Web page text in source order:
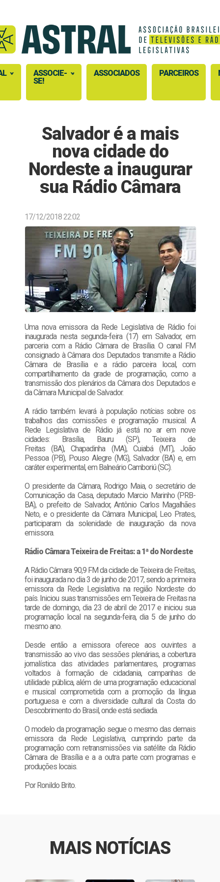
ASSOCIE-
SE!
ASSOCIADOS PARCEIROS
Salvador é a mais
nova cidade do
Nordeste a inaugurar
sua Rádio Câmara
17/12/2018 22:02
Uma nova emissora da Rede Legislativa de Rádio foi
inaugurada nesta segunda-feira (17) em Salvador, em
parceria com a Rádio Câmara de Brasília. O canal FM
consignado à Câmara dos Deputados transmite a Rádio
Câmara de Brasília e a rádio parceira local, com
compartilhamento da grade de programação, como a
transmissão dos plenários da Câmara dos Deputados e
da Câmara Municipal de Salvador.
A rádio também levará à população notícias sobre os
trabalhos das comissões e programação musical. A
Rede Legislativa de Rádio já está no ar em nove
cidades: Brasília, Bauru (SP), Teixeira de
Freitas (BA), Chapadinha (MA), Cuiabá (MT), João
Pessoa (PB), Pouso Alegre (MG), Salvador (BA) e, em
caráter experimental, em Balneário Camboriú (SC).
O presidente da Câmara, Rodrigo Maia, o secretário de
Comunicação da Casa, deputado Marcio Marinho (PRB-
BA), o prefeito de Salvador, Antônio Carlos Magalhães
Neto, e o presidente da Câmara Municipal, Leo Prates,
participaram da solenidade de inauguração da nova
emissora.
Rádio Câmara Teixeira de Freitas: a 1ª do Nordeste
A Rádio Câmara 90,9 FM da cidade de Teixeira de Freitas,
foi inaugurada no dia 3 de junho de 2017, sendo a primeira
emissora da Rede Legislativa na região Nordeste do
país. Iniciou suas transmissões em Teixeira de Freitas na
tarde de domingo, dia 23 de abril de 2017 e iniciou sua
programação local na segunda-feira, dia 5 de junho do
mesmo ano.
Desde então a emissora oferece aos ouvintes a
transmissão ao vivo das sessões plenárias, a cobertura
jornalística das atividades parlamentares, programas
voltados à formação de cidadania, campanhas de
utilidade pública, além de uma programação educacional
e musical comprometida com a promoção da língua
portuguesa e com a diversidade cultural da Costa do
Descobrimento do Brasil, onde está sediada.
O modelo da programação segue o mesmo das demais
emissora da Rede Legislativa, cumprindo parte da
programação com retransmissões via satélite da Rádio
Câmara de Brasília e a a outra parte com programas e
produções locais.
Por Ronildo Brito.
MAIS NOTÍCIAS